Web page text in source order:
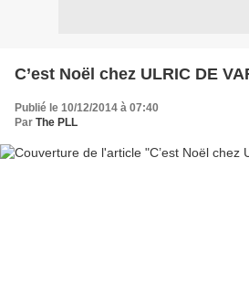
C’est Noël chez ULRIC DE
Publié le 10/12/2014 à 07:40
Par The PLL